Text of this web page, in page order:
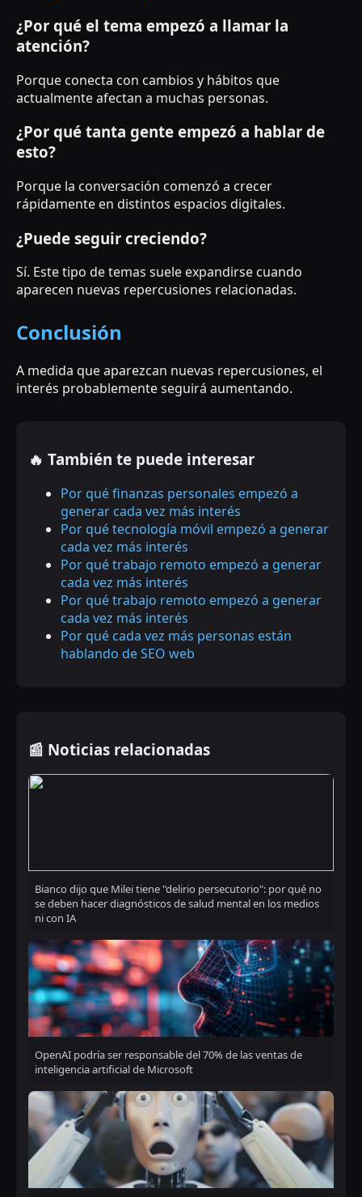
¿Por qué el tema empezó a llamar la
atención?
Porque conecta con cambios y hábitos que
actualmente afectan a muchas personas.
¿Por qué tanta gente empezó a hablar de
esto?
Porque la conversación comenzó a crecer
rápidamente en distintos espacios digitales.
¿Puede seguir creciendo?
Sí. Este tipo de temas suele expandirse cuando
aparecen nuevas repercusiones relacionadas.
Conclusión
A medida que aparezcan nuevas repercusiones, el
interés probablemente seguirá aumentando.
🔥 También te puede interesar
Por qué finanzas personales empezó a
generar cada vez más interés
Por qué tecnología móvil empezó a generar
cada vez más interés
Por qué trabajo remoto empezó a generar
cada vez más interés
Por qué trabajo remoto empezó a generar
cada vez más interés
Por qué cada vez más personas están
hablando de SEO web
📰 Noticias relacionadas
Bianco dijo que Milei tiene "delirio persecutorio": por qué no
se deben hacer diagnósticos de salud mental en los medios
ni con IA
OpenAI podría ser responsable del 70% de las ventas de
inteligencia artificial de Microsoft